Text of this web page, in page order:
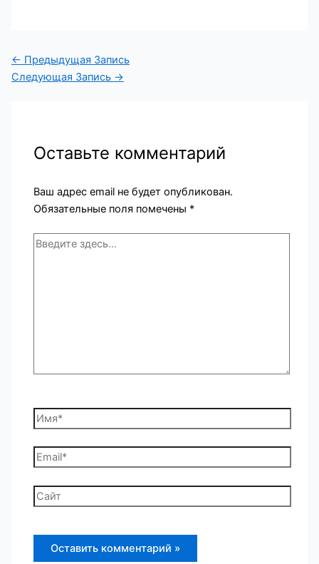
← Предыдущая Запись
Следующая Запись →
Оставьте комментарий
Ваш адрес email не будет опубликован.
Обязательные поля помечены *
Введите
Имя*
Email*
Сайт